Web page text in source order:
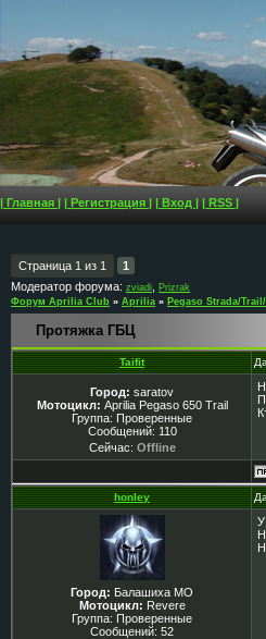
| Главная | | Регистрация | | Вход | | RSS |
Страница 1 из 1
1
Модератор форума: zviadi
Prizrak
Форум Aprilia Club » Aprilia » Pegaso Strada/
Протяжка ГБЦ
Taifit
Город: saratov
Мотоцикл: Aprilia Pegaso 650 Trail
Группа: Проверенные
Сообщений: 110
Сейчас: Offline
honley
Город: Балашиха МО
Мотоцикл: Revere
Группа: Проверенные
Сообщений: 52
У